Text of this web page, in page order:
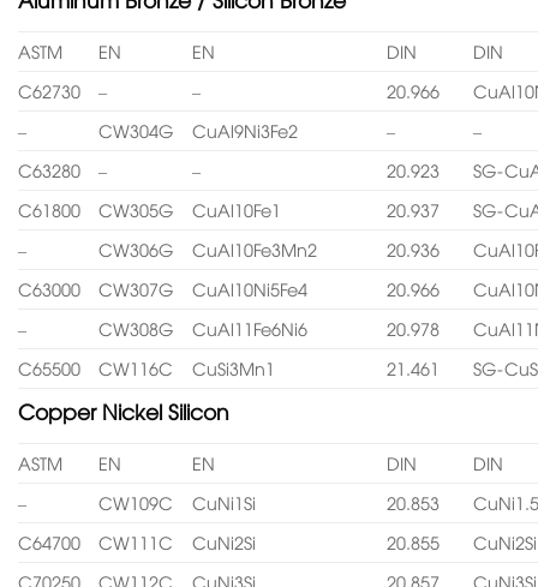
ASTM EN EN DIN
DIN
C62730
– – 20.966
–
CW304G CuAl9Ni3Fe2 –
–
C63280
– – 20.923
SG-
C61800
CW305G CuAl10Fe1 20.937
SG-
–
CW306G CuAl10Fe3Mn2 20.936
C63000
CW307G CuAl10Ni5Fe4 20.966
–
CW308G CuAl11Fe6Ni6 20.978
C65500
CW116C CuSi3Mn1 21.461 SG-
Copper Nickel Silicon
ASTM EN EN DIN
DIN
–
CW109C CuNi1Si 20.853
C64700
CW111C CuNi2Si 20.855
CuNi2Si
C70250
CW112C CuNi3Si 20.857 CuNi3Si